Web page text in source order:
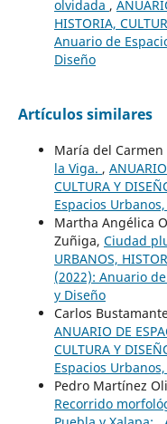
olvidada ,
HISTORIA,
Anuario de
Diseño
Artículos similares
María del
la Viga. ,
CULTURA Y
Espacios
Martha Angélica
Zuñiga, Ciudad
URBANOS,
(2022): Anuario
y Diseño
Carlos
ANUARIO DE
CULTURA Y
Espacios
Pedro Martínez
Recorrido